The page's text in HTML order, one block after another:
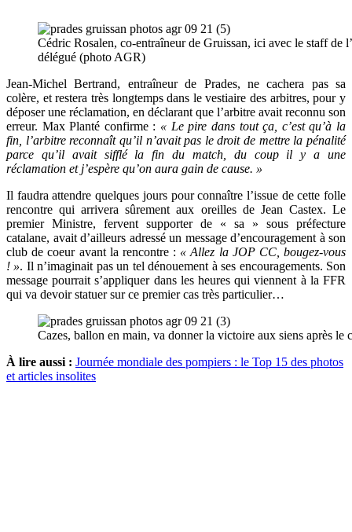
Cédric Rosalen, co-entraîneur de Gruissan, ici avec le staff de
délégué (photo AGR)
Jean-Michel Bertrand, entraîneur de Prades, ne cachera pas sa
colère, et restera très longtemps dans le vestiaire des arbitres, pour y
déposer une réclamation, en déclarant que l’arbitre avait reconnu son
erreur. Max Planté confirme : « Le pire dans tout ça, c’est qu’à la
fin, l’arbitre reconnaît qu’il n’avait pas le droit de mettre la pénalité
parce qu’il avait sifflé la fin du match, du coup il y a une
réclamation et j’espère qu’on aura gain de cause. »
Il faudra attendre quelques jours pour connaître l’issue de cette folle
rencontre qui arrivera sûrement aux oreilles de Jean Castex. Le
premier Ministre, fervent supporter de « sa » sous préfecture
catalane, avait d’ailleurs adressé un message d’encouragement à son
club de coeur avant la rencontre : « Allez la JOP CC, bougez-vous
! ». Il n’imaginait pas un tel dénouement à ses encouragements. Son
message pourrait s’appliquer dans les heures qui viennent à la FFR
qui va devoir statuer sur ce premier cas très particulier…
Cazes, ballon en main, va donner la victoire aux siens après
À lire aussi : Journée mondiale des pompiers : le Top 15 des photos
et articles insolites